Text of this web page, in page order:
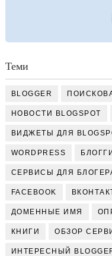
Теми
BLOGGER
НОВОСТИ BLOGSPOT
ВИДЖЕТЫ ДЛЯ
WORDPRESS
СЕРВИСЫ ДЛЯ
FACEBOOK
ДОМЕННЫЕ ИМЯ
КНИГИ ОБЗОР
ИНТЕРЕСНЫЙ